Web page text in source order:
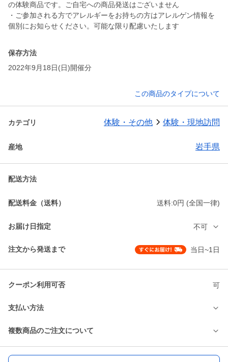
の体験商品です。ご自宅への商品発送はございません
・ご参加される方でアレルギーをお持ちの方はアレルゲン情報を
個別にお知らせください。可能な限り配慮いたします
保存方法
2022年9月18日(日)開催分
この商品のタイプについて
カテゴリ 体験・その他 体験・現地訪問
産地 岩手県
配送方法
配送料金（送料） 送料:0円 (全国一律)
お届け日指定 不可
注文から発送まで 当日~1日
クーポン利用可否 可
支払い方法
複数商品のご注文について